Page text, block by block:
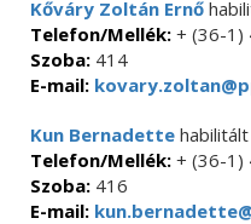
Kőváry Zoltán Ernő
Telefon/Mellék: + (36-1)
Szoba: 414
E-mail:
Kun Bernadette
Telefon/Mellék: + (36-1)
Szoba: 416
E-mail: